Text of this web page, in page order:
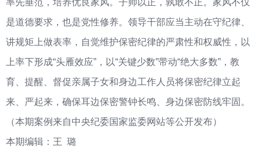
率先垂范，培养优良家风。子帅以正，孰敢不正。家风不仅
是道德要求，也是党性修养。领导干部应当主动在守纪律、
讲规矩上做表率，自觉维护保密纪律的严肃性和权威性，以
上率下形成“头雁效应”，以“关键少数”带动“绝大多数”，教
育、提醒、督促亲属子女和身边工作人员将保密纪律立起
来、严起来，确保耳边保密警钟长鸣、身边保密防线牢固。
（本期案例来自中央纪委国家监委网站等公开发布）
本期编辑：王 璐